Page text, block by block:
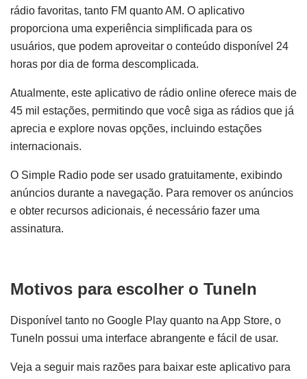
rádio favoritas, tanto FM quanto AM. O aplicativo
proporciona uma experiência simplificada para os
usuários, que podem aproveitar o conteúdo disponível 24
horas por dia de forma descomplicada.
Atualmente, este aplicativo de rádio online oferece mais de
45 mil estações, permitindo que você siga as rádios que já
aprecia e explore novas opções, incluindo estações
internacionais.
O Simple Radio pode ser usado gratuitamente, exibindo
anúncios durante a navegação. Para remover os anúncios
e obter recursos adicionais, é necessário fazer uma
assinatura.
Motivos para escolher o TuneIn
Disponível tanto no Google Play quanto na App Store, o
TuneIn possui uma interface abrangente e fácil de usar.
Veja a seguir mais razões para baixar este aplicativo para